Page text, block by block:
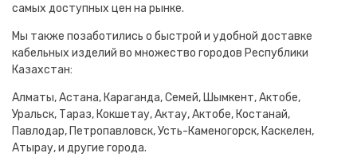
самых доступных цен на рынке.
Мы также позаботились о быстрой и удобной доставке
кабельных изделий во множество городов Республики
Казахстан:
Алматы, Астана, Караганда, Семей, Шымкент, Актобе,
Уральск, Тараз, Кокшетау, Актау, Актобе, Костанай,
Павлодар, Петропавловск, Усть-Каменогорск, Каскелен,
Атырау, и другие города.